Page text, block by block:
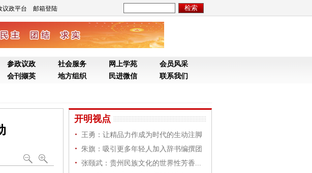
议政平台 邮箱登陆
参政议政 社会服务 网上学苑
会员风采
会刊撷英 地方组织 民进微信 联系我们
开明视点
王勇：让精品力作成为时代的生动注脚
朱旗：吸引更多年轻人加入辞书编撰团
队张颐武：贵州民族文化的世界性芳香...